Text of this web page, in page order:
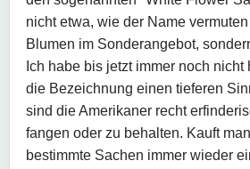
nicht etwa, wie der Name
Blumen im Sonderangebot,
Ich habe bis jetzt immer noch
die Bezeichnung einen tieferen
sind die Amerikaner recht
fangen oder zu behalten. Kauft
bestimmte Sachen immer wieder